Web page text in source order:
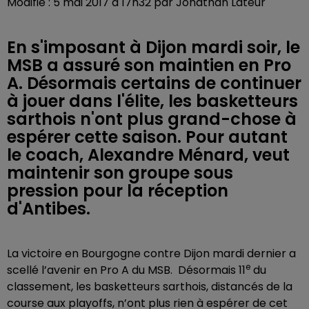
En s'imposant à Dijon mardi soir, le
MSB a assuré son maintien en Pro
A. Désormais certains de continuer
à jouer dans l'élite, les basketteurs
sarthois n'ont plus grand-chose à
espérer cette saison. Pour autant
le coach, Alexandre Ménard, veut
maintenir son groupe sous
pression pour la réception
d'Antibes.
La victoire en Bourgogne contre Dijon mardi dernier a
scellé l’avenir en Pro A du MSB. Désormais 11e du
classement, les basketteurs sarthois, distancés de la
course aux playoffs, n’ont plus rien à espérer de cet